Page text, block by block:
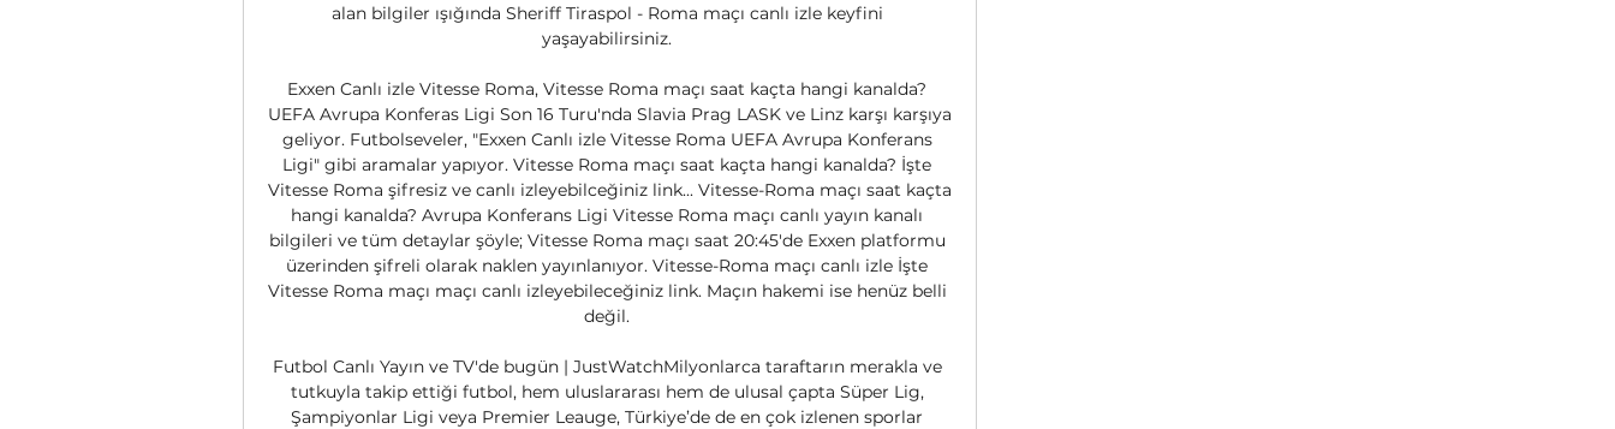
alan bilgiler ışığında Sheriff Tiraspol - Roma maçı canlı izle keyfini
yaşayabilirsiniz.
Exxen Canlı izle Vitesse Roma, Vitesse Roma maçı saat kaçta hangi kanalda?
UEFA Avrupa Konferas Ligi Son 16 Turu'nda Slavia Prag LASK ve Linz karşı karşıya
geliyor. Futbolseveler, "Exxen Canlı izle Vitesse Roma UEFA Avrupa Konferans
Ligi" gibi aramalar yapıyor. Vitesse Roma maçı saat kaçta hangi kanalda? İşte
Vitesse Roma şifresiz ve canlı izleyebilceğiniz link... Vitesse-Roma maçı saat kaçta
hangi kanalda? Avrupa Konferans Ligi Vitesse Roma maçı canlı yayın kanalı
bilgileri ve tüm detaylar şöyle; Vitesse Roma maçı saat 20:45'de Exxen platformu
üzerinden şifreli olarak naklen yayınlanıyor. Vitesse-Roma maçı canlı izle İşte
Vitesse Roma maçı maçı canlı izleyebileceğiniz link. Maçın hakemi ise henüz belli
değil.
Futbol Canlı Yayın ve TV'de bugün | JustWatchMilyonlarca taraftarın merakla ve
tutkuyla takip ettiği futbol, hem uluslararası hem de ulusal çapta Süper Lig,
Şampiyonlar Ligi veya Premier Leauge, Türkiye’de de en çok izlenen sporlar